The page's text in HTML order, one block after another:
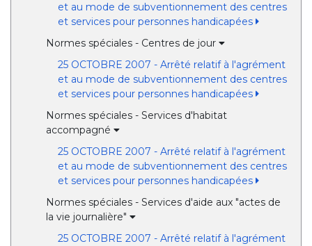
et au mode de subventionnement des centres
et services pour personnes handicapées
Normes spéciales - Centres de jour
25 OCTOBRE 2007 - Arrêté relatif à l'agrément
et au mode de subventionnement des centres
et services pour personnes handicapées
Normes spéciales - Services d'habitat
accompagné
25 OCTOBRE 2007 - Arrêté relatif à l'agrément
et au mode de subventionnement des centres
et services pour personnes handicapées
Normes spéciales - Services d'aide aux "actes de
la vie journalière"
25 OCTOBRE 2007 - Arrêté relatif à l'agrément